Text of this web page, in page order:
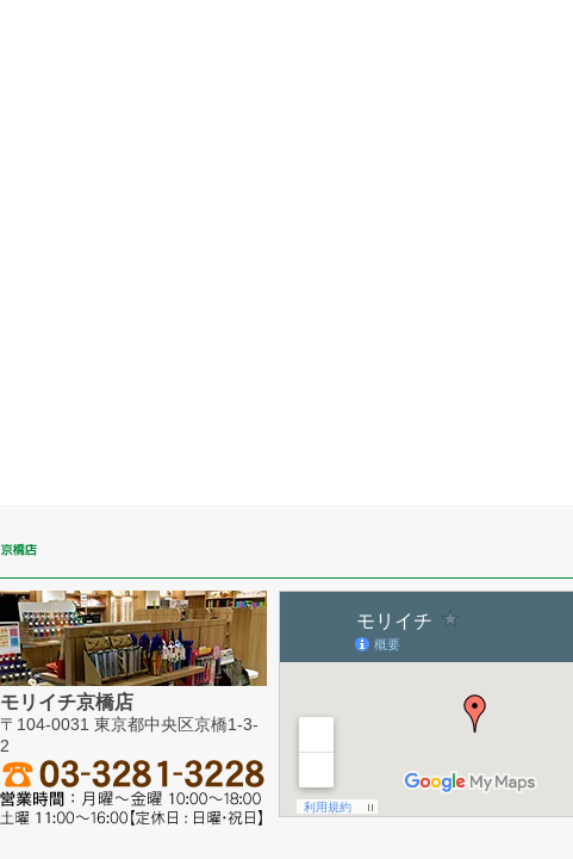
モリイチ京橋店
〒104-0031 東京都中央区京橋1-3-
2